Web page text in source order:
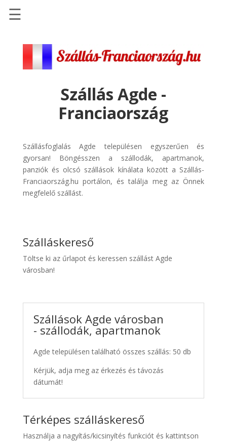
Szállások
Repülőjegy
pénzvisszatérítéssel
Discover
Cars
Transzfer
☰
Szállás Agde -
Franciaország
Szállásfoglalás Agde településen egyszerűen és
gyorsan! Böngésszen a szállodák, apartmanok,
panziók és olcsó szállások kínálata között a Szállás-
Franciaország.hu portálon, és találja meg az Önnek
megfelelő szállást.
Szálláskereső
Töltse ki az űrlapot és keressen szállást Agde
városban!
Szállások Agde városban
- szállodák, apartmanok
Agde településen található összes szállás: 50 db
Kérjük, adja meg az érkezés és távozás
dátumát!
Térképes szálláskereső
Használja a nagyítás/kicsinyítés funkciót és kattintson